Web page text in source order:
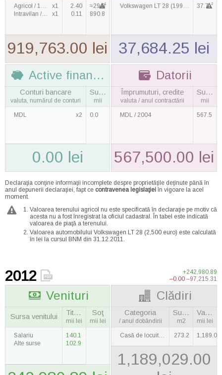
Agricol / 1998
x1
Intravilan / 2003
x1
2.40
0.11
≈29.01
890.8
919,763.00 lei
Volkswagen LT 28 (1999) / 2011 37.7 2
37,684.25 lei
Active financiare
Conturi bancare
valuta, numărul de conturi
Suma
mii
MDL x2 0.0
0.00 lei
Datorii
Împrumuturi, credite
valuta / anul contractării
Suma
mii
MDL / 2004 567.5
567,500.00 lei
Declaraţia conţine informaţii incomplete despre proprietăţile deţinute până în
anul depunerii declaraţiei, fapt ce contravenea legislaţieiîn vigoare la acel
moment.
Valoarea terenului agricol nu este specificată în declaraţie pe motiv că
acesta nu a fost înregistrat la oficiul cadastral. În tabel este indicată
valoarea de piaţă a terenului.
Valoarea automobilului Volkswagen LT 28 (2,500 euro) este calculată
în lei la cursul BNM din 31.12.2011.
2012
+242,980.89
–0.00 –97,215.31
Venituri
Sursa venitului Titulara
mii lei
Soţ
mii lei
Salariu
Alte surse
140.1
102.9
Clădiri
Categoria
/ anul dobândirii
Suprafaţa
m2
Valoarea
mii lei
Casă de locuit / 2007 273.2 1,189.0
1,189,029.00